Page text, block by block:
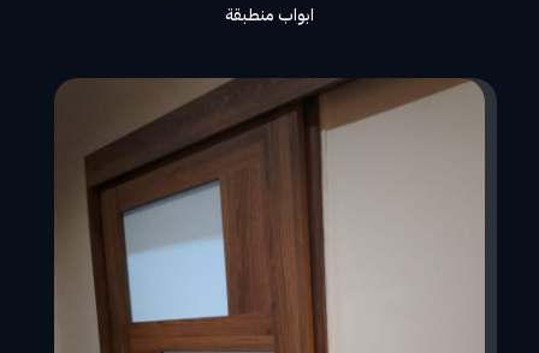
ابواب منطبقة